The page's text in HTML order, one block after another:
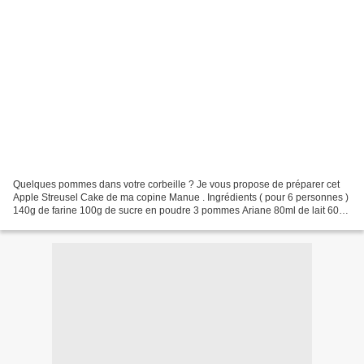
Quelques pommes dans votre corbeille ? Je vous propose de préparer cet
Apple Streusel Cake de ma copine Manue . Ingrédients ( pour 6 personnes )
140g de farine 100g de sucre en poudre 3 pommes Ariane 80ml de lait 60g